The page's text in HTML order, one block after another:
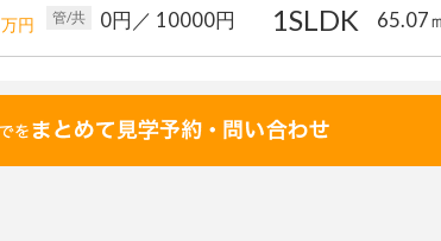
万円 管/共 0円 ／ 10000円 1SLDK 65.07